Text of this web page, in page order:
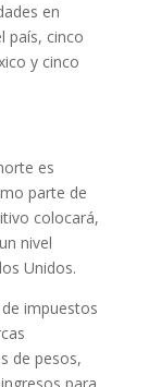
en
país, cinco
y cinco
es
parte de
colocará,
nivel
Unidos.
impuestos
de pesos,